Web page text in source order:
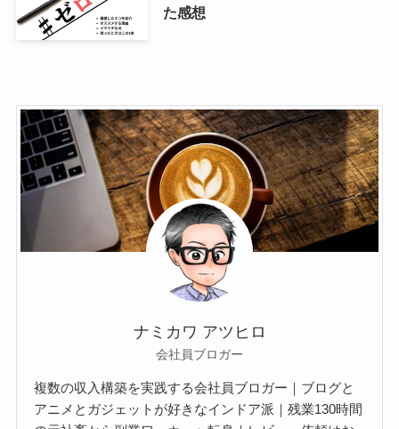
た感想
ナミカワ アツヒロ
会社員ブロガー
複数の収入構築を実践する会社員ブロガー｜ブログと
アニメとガジェットが好きなインドア派｜残業130時間